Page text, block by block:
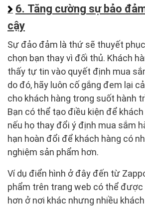
6. Tăng cường sự bảo
cậy
Sự đảo đảm là thứ sẽ thuyết
chọn bạn thay vì đối thủ. Khách
thấy tự tin vào quyết định mua
do đó, hãy luôn cố gắng đem lại
cho khách hàng trong suốt hành
Bạn có thể tạo điều kiện để
nếu họ thay đổi ý định mua sắm
hạn hoàn đổi để khách hàng có
nghiệm sản phẩm hơn.
Ví dụ điển hình ở đây đến từ
phẩm trên trang web có thể được
hơn ở nơi khác nhưng nhiều